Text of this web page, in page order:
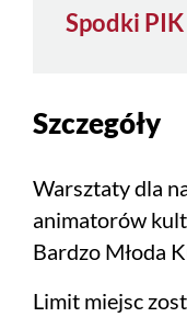
Spodki PIK
Szczegóły
Warsztaty dla
animatorów
Bardzo Młoda
Limit miejsc